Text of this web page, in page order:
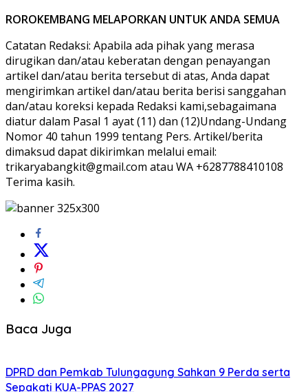
ROROKEMBANG MELAPORKAN UNTUK ANDA SEMUA
Catatan Redaksi: Apabila ada pihak yang merasa
dirugikan dan/atau keberatan dengan penayangan
artikel dan/atau berita tersebut di atas, Anda dapat
mengirimkan artikel dan/atau berita berisi sanggahan
dan/atau koreksi kepada Redaksi kami,sebagaimana
diatur dalam Pasal 1 ayat (11) dan (12)Undang-Undang
Nomor 40 tahun 1999 tentang Pers. Artikel/berita
dimaksud dapat dikirimkan melalui email:
trikaryabangkit@gmail.com atau WA +6287788410108
Terima kasih.
Baca Juga
DPRD dan Pemkab Tulungagung Sahkan 9 Perda serta
Sepakati KUA-PPAS 2027